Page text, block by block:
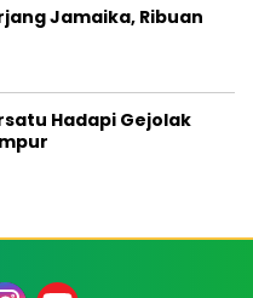
Jamaika, Ribuan
Hadapi Gejolak